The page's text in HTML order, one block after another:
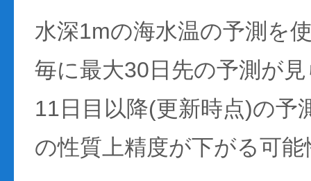
水深1mの海水温の予測を
毎に最大30日先の予測が
11日目以降(更新時点)の予
の性質上精度が下がる可